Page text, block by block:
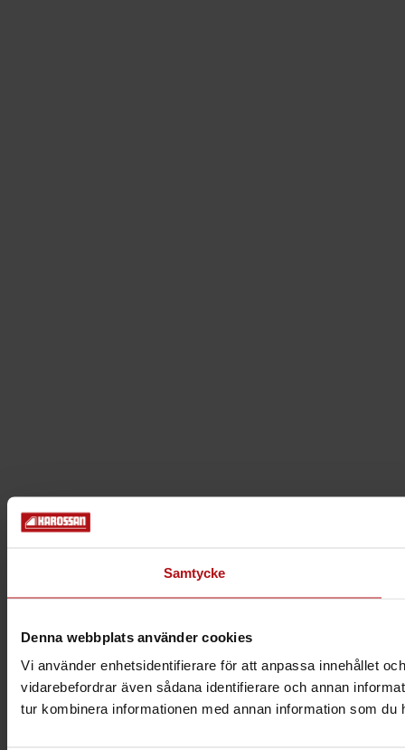
Samtycke
Denna webbplats använder cookies
Vi använder enhetsidentifierare för att anpassa innehållet
vidarebefordrar även sådana identifierare och annan
tur kombinera informationen med annan information som